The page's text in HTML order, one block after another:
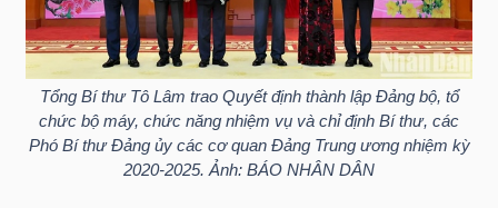
Tổng Bí thư Tô Lâm trao Quyết định thành lập Đảng bộ, tổ
chức bộ máy, chức năng nhiệm vụ và chỉ định Bí thư, các
Phó Bí thư Đảng ủy các cơ quan Đảng Trung ương nhiệm kỳ
2020-2025. Ảnh: BÁO NHÂN DÂN
TẾ
THẾ
GIỚI